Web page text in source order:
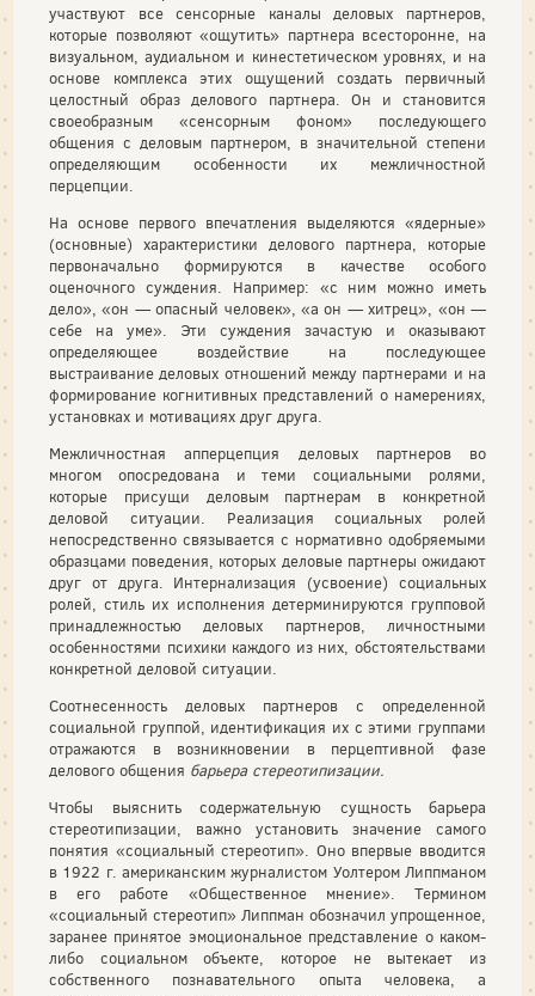
участвуют все сенсорные каналы деловых партнеров,
которые позволяют «ощутить» партнера всесторонне, на
визуальном, аудиальном и кинестетическом уровнях, и на
основе комплекса этих ощущений создать первичный
целостный образ делового партнера. Он и становится
своеобразным «сенсорным фоном» последующего
общения с деловым партнером, в значительной степени
определяющим особенности их межличностной
перцепции.
На основе первого впечатления выделяются «ядерные»
(основные) характеристики делового партнера, которые
первоначально формируются в качестве особого
оценочного суждения. Например: «с ним можно иметь
дело», «он — опасный человек», «а он — хитрец», «он —
себе на уме». Эти суждения зачастую и оказывают
определяющее воздействие на последующее
выстраивание деловых отношений между партнерами и на
формирование когнитивных представлений о намерениях,
установках и мотивациях друг друга.
Межличностная апперцепция деловых партнеров во
многом опосредована и теми социальными ролями,
которые присущи деловым партнерам в конкретной
деловой ситуации. Реализация социальных ролей
непосредственно связывается с нормативно одобряемыми
образцами поведения, которых деловые партнеры ожидают
друг от друга. Интернализация (усвоение) социальных
ролей, стиль их исполнения детерминируются групповой
принадлежностью деловых партнеров, личностными
особенностями психики каждого из них, обстоятельствами
конкретной деловой ситуации.
Соотнесенность деловых партнеров с определенной
социальной группой, идентификация их с этими группами
отражаются в возникновении в перцептивной фазе
делового общения барьера стереотипизации.
Чтобы выяснить содержательную сущность барьера
стереотипизации, важно установить значение самого
понятия «социальный стереотип». Оно впервые вводится
в 1922 г. американским журналистом Уолтером Липпманом
в его работе «Общественное мнение». Термином
«социальный стереотип» Липпман обозначил упрощенное,
заранее принятое эмоциональное представление о каком-
либо социальном объекте, которое не вытекает из
собственного познавательного опыта человека, а